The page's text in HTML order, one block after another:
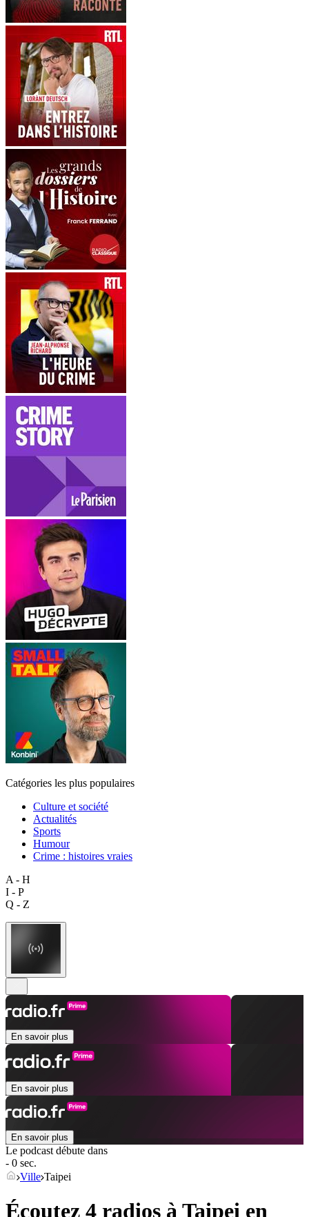
Catégories les plus populaires
Culture et société
Actualités
Sports
Humour
Crime : histoires vraies
A - H
I - P
Q - Z
En savoir plus
En savoir plus
En savoir plus
Le podcast débute dans
- 0 sec.
Ville Taipei
Écoutez 4 radios à Taipei en